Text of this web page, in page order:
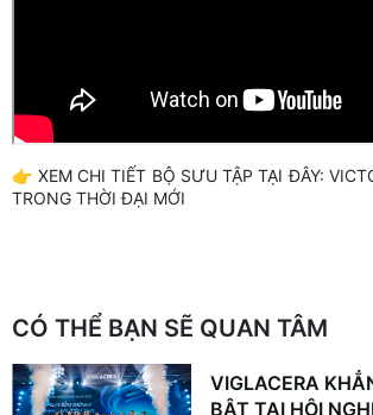
👉 XEM CHI TIẾT BỘ SƯU TẬP TẠI ĐÂY:
TRONG THỜI ĐẠI MỚI
CÓ THỂ BẠN SẼ QUAN TÂM
VIGLACERA
BẬT TẠI HỘI